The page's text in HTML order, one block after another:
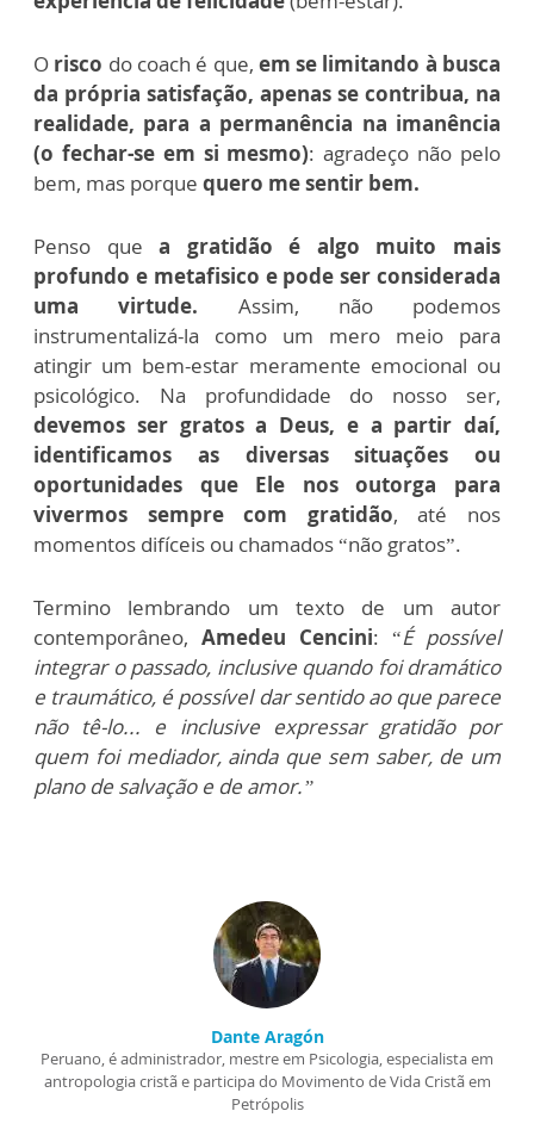
O risco do coach é que, em se limitando à busca
da própria satisfação, apenas se contribua, na
realidade, para a permanência na imanência
(o fechar-se em si mesmo): agradeço não pelo
bem, mas porque quero me sentir bem.
Penso quea gratidão é algo muito mais
profundo e metafisico e pode ser considerada
uma virtude. Assim, não podemos
instrumentalizá-la como um mero meio para
atingir um bem-estar meramente emocional ou
psicológico. Na profundidade do nosso ser,
devemos ser gratos a Deus, e a partir daí,
identificamos as diversas situações ou
oportunidades que Ele nos outorga para
vivermos sempre com gratidão, até nos
momentos difíceis ou chamados “não gratos”.
Termino lembrando um texto de um autor
contemporâneo, Amedeu Cencini: “É possível
integrar o passado, inclusive quando foi dramático
e traumático, é possível dar sentido ao que parece
não tê-lo... e inclusive expressar gratidão por
quem foi mediador, ainda que sem saber, de um
plano de salvação e de amor.”
Dante Aragón
Peruano, é administrador, mestre em Psicologia, especialista em
antropologia cristã e participa do Movimento de Vida Cristã em
Petrópolis